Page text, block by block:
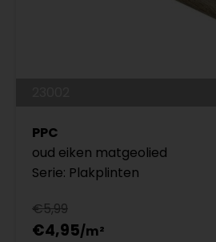
PPC
oud eiken matgeolied
Serie: Plakplinten
€5,99
€4,95